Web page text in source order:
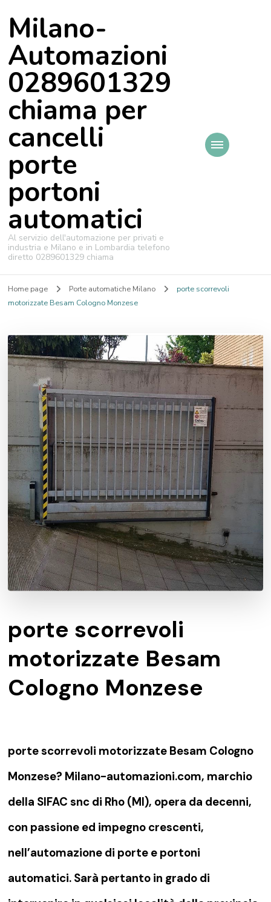
Milano-
Automazioni
0289601329
chiama per
cancelli
porte
portoni
automatici
Al servizio dell'automazione per privati e
industria e Milano e in Lombardia telefono
diretto 0289601329 chiama
Home page Porte automatiche Milano
porte scorrevoli
motorizzate Besam Cologno Monzese
porte scorrevoli
motorizzate Besam
Cologno Monzese
porte scorrevoli motorizzate Besam Cologno
Monzese? Milano-automazioni.com, marchio
della SIFAC snc di Rho (MI), opera da decenni,
con passione ed impegno crescenti,
nell’automazione di porte e portoni
automatici. Sarà pertanto in grado di